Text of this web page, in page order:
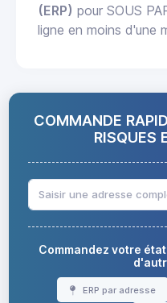
(ERP) pour SOUS
ligne en moins d'une
COMMANDE
RISQUES
Commandez votre
ERP par adresse